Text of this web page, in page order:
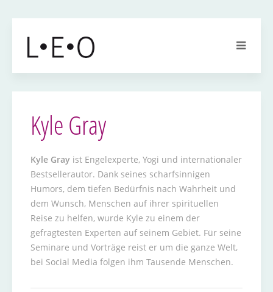
Kyle Gray
Kyle Gray ist Engelexperte, Yogi und internationaler
Bestsellerautor. Dank seines scharfsinnigen
Humors, dem tiefen Bedürfnis nach Wahrheit und
dem Wunsch, Menschen auf ihrer spirituellen
Reise zu helfen, wurde Kyle zu einem der
gefragtesten Experten auf seinem Gebiet. Für seine
Seminare und Vorträge reist er um die ganze Welt,
bei Social Media folgen ihm Tausende Menschen.